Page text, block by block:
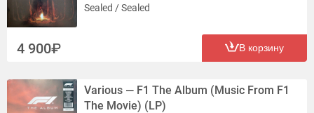
Sealed / Sealed
4 900 В корзину
Various — F1 The Album (Music From F1
The Movie) (LP)